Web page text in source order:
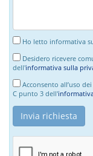
Ho letto informativa
Desidero ricevere
dell'informativa sulla
Acconsento all’uso
C punto 3 dell'